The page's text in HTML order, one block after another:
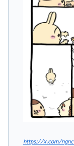
https://x.com/